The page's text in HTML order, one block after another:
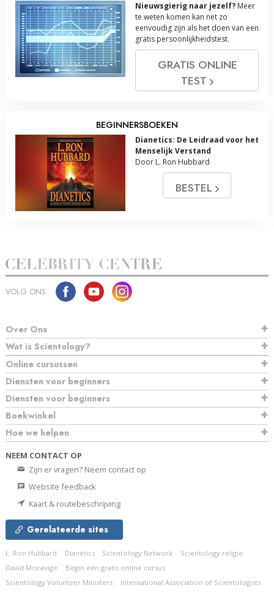
Nieuwsgierig naar jezelf? Meer
te weten komen kan net zo
eenvoudig zijn als het doen van een
gratis persoonlijkheidstest.
GRATIS ONLINE
TEST
BEGINNERSBOEKEN
Dianetics: De Leidraad voor het
Menselijk Verstand
Door L. Ron Hubbard
BESTEL
VOLG ONS
Over Ons
Wat is Scientology?
Online cursussen
Diensten voor beginners
Diensten voor beginners
Boekwinkel
Hoe we helpen
NEEM CONTACT OP
Zijn er vragen? Neem contact op
Website feedback
Kaart & routebeschrijving
Gerelateerde sites
L. Ron Hubbard Dianetics Scientology Network
Scientology religie
David Miscavige
Begin een gratis online cursus
Scientology Volunteer Ministers
International Association of Scientologists